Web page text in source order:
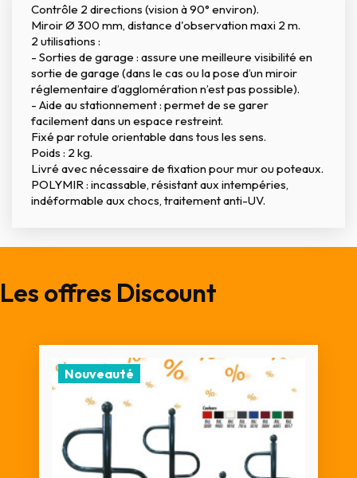
Contrôle 2 directions (vision à 90° environ).
Miroir Ø 300 mm, distance d'observation maxi 2 m.
2 utilisations :
- Sorties de garage : assure une meilleure visibilité en
sortie de garage (dans le cas ou la pose d’un miroir
réglementaire d’agglomération n’est pas possible).
- Aide au stationnement : permet de se garer
facilement dans un espace restreint.
Fixé par rotule orientable dans tous les sens.
Poids : 2 kg.
Livré avec nécessaire de fixation pour mur ou poteaux.
POLYMIR : incassable, résistant aux intempéries,
indéformable aux chocs, traitement anti-UV.
Les offres Discount
Nouveauté